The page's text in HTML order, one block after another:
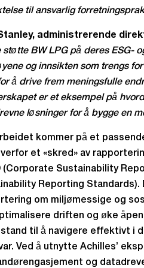
til ansvarlig
administrerende
støtte BW LPG på deres ESG-
og innsikten som trengs
å drive frem meningsfulle
er et eksempel på
løsninger for å bygge en
kommer på et
et «skred» av
(Corporate Sustainability
Reporting
om miljømessige og
driften og øke
stand til å navigere effektivt i
Ved å utnytte Achilles’
og